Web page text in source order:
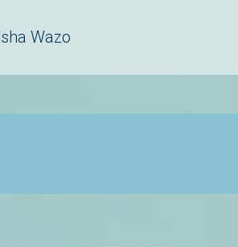
Wazo